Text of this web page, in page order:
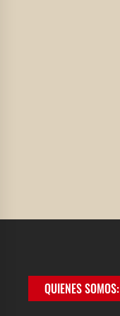
QUIENES SOMOS: